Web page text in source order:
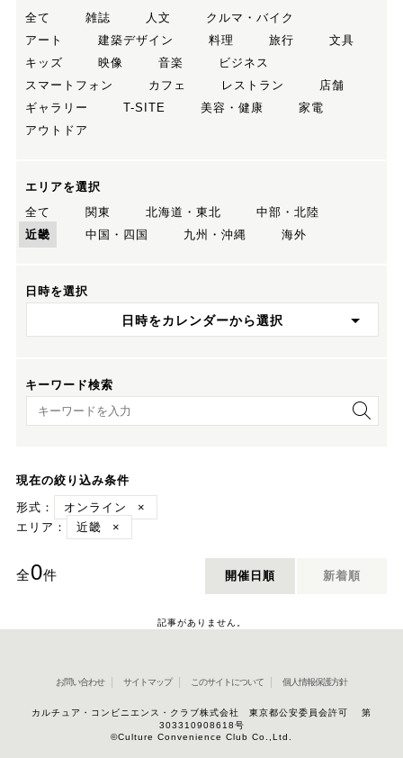
全て
雑誌 人文
クルマ・バイク
アート
建築デザイン 料理 旅行
文具
キッズ
映像 音楽
ビジネス
スマートフォン
カフェ レストラン
店舗
ギャラリー
T-SITE 美容・健康
家電
アウトドア
エリアを選択
全て
関東 北海道・東北
中部・北陸
近畿
中国・四国 九州・沖縄 海外
日時を選択
日時をカレンダーから選択
キーワード検索
キーワード検索
現在の絞り込み条件
形式：
オンライン
×
エリア：
近畿 ×
全0件 開催日順 新着順
記事がありません。
お問い合わせ サイトマップ このサイトについて 個人情報保護方針
カルチュア・コンビニエンス・クラブ株式会社 東京都公安委員会許可 第
303310908618号
©Culture Convenience Club Co.,Ltd.